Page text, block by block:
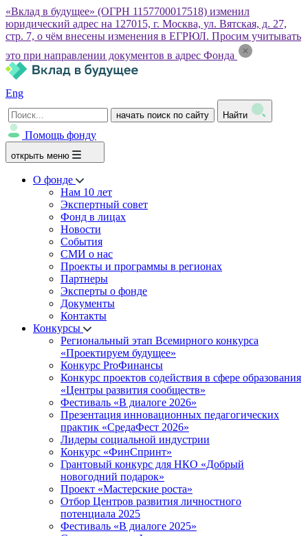
«Вклад в будущее» (ОГРН 1157700017518) изменил
юридический адрес на 127015, г. Москва, ул. Вятская, д. 27,
стр. 7, о чём внесены изменения в ЕГРЮЛ. Просим учитывать
это при направлении документов в адрес Фонда
Eng
начать поиск по сайту Найти
Помощь фонду
открыть меню
О фонде
Нам 10 лет
Экспертный совет
Фонд в лицах
Новости
События
СМИ о нас
Проекты и программы в регионах
Партнеры
Эксперты о фонде
Документы
Контакты
Конкурсы
Региональный этап Всемирного конкурса
«Проектируем будущее»
Конкурс ProФинансы
Конкурс проектов содействия в сфере образования
«Центры развития сообществ»
Фестиваль «В диалоге 2026»
Презентация инновационных педагогических
практик «СредаФест 2026»
Лидеры социальной индустрии
Конкурс «ФинСпринт»
Грантовый конкурс для НКО «Добрый
новогодний подарок»
Проект «Мастерские роста»
Отбор Центров развития личностного
потенциала 2025
Фестиваль «В диалоге 2025»